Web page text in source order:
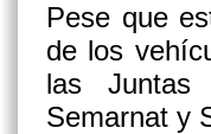
Pese que
de los
las Juntas
Semarnat y